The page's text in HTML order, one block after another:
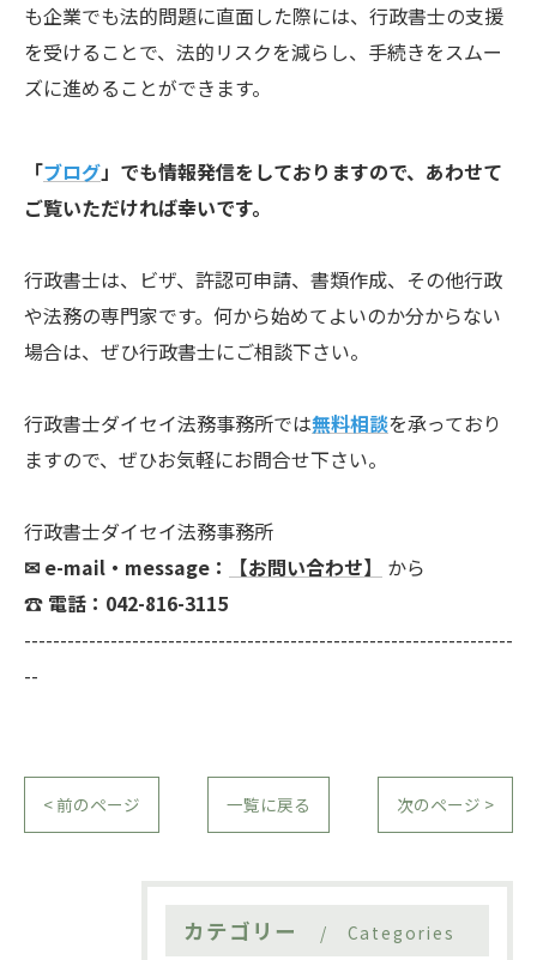
も企業でも法的問題に直面した際には、行政書士の支援
を受けることで、法的リスクを減らし、手続きをスムー
ズに進めることができます。
「ブログ」でも情報発信をしておりますので、あわせて
ご覧いただければ幸いです。
行政書士は、ビザ、許認可申請、書類作成、その他行政
や法務の専門家です。何から始めてよいのか分からない
場合は、ぜひ行政書士にご相談下さい。
行政書士ダイセイ法務事務所では無料相談を承っており
ますので、ぜひお気軽にお問合せ下さい。
行政書士ダイセイ法務事務所
✉︎ e-mail・message：
【お問い合わせ】
から
☎ 電話：042-816-3115
--------------------------------------------------------------------
--
< 前のページ 一覧に戻る 次のページ >
カテゴリー Categories